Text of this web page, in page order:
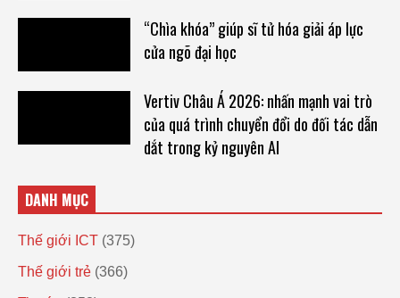
“Chìa khóa” giúp sĩ tử hóa giải áp lực
cửa ngõ đại học
Vertiv Châu Á 2026: nhấn mạnh vai trò
của quá trình chuyển đổi do đối tác dẫn
dắt trong kỷ nguyên AI
DANH MỤC
Thế giới ICT (375)
Thế giới trẻ (366)